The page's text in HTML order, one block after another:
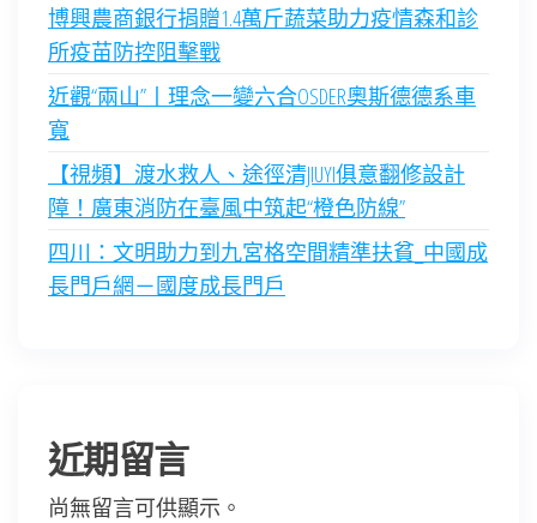
博興農商銀行捐贈1.4萬斤蔬菜助力疫情森和診
所疫苗防控阻擊戰
近觀“兩山”丨理念一變六合OSDER奧斯德德系車
寬
【視頻】渡水救人、途徑清JIUYI俱意翻修設計
障！廣東消防在臺風中筑起“橙色防線”
四川：文明助力到九宮格空間精準扶貧_中國成
長門戶網－國度成長門戶
近期留言
尚無留言可供顯示。